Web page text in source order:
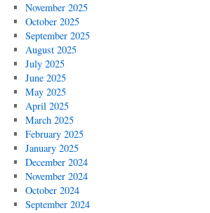
November 2025
October 2025
September 2025
August 2025
July 2025
June 2025
May 2025
April 2025
March 2025
February 2025
January 2025
December 2024
November 2024
October 2024
September 2024